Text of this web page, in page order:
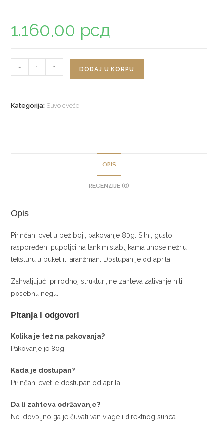
1.160,00 рсд
cvet
- + DODAJ U KORPU
Kategorija: Suvo cveće
OPIS
RECENZIJE (0)
Opis
Pirinčani cvet u bež boji, pakovanje 80g. Sitni, gusto
raspoređeni pupoljci na tankim stabljikama unose nežnu
teksturu u buket ili aranžman. Dostupan je od aprila.
Zahvaljujući prirodnoj strukturi, ne zahteva zalivanje niti
posebnu negu.
Pitanja i odgovori
Kolika je težina pakovanja?
Pakovanje je 80g.
Kada je dostupan?
Pirinčani cvet je dostupan od aprila.
Da li zahteva održavanje?
Ne, dovoljno ga je čuvati van vlage i direktnog sunca.